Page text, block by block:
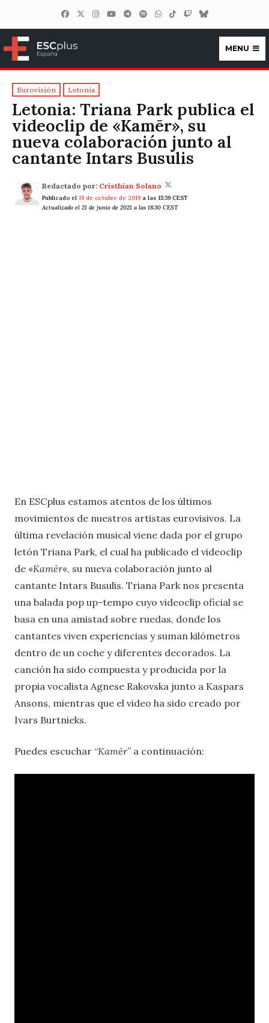
ESCplus España
MENU
Eurovisión Letonia
Letonia: Triana Park publica el
videoclip de «Kamēr», su
nueva colaboración junto al
cantante Intars Busulis
Redactado por: Cristhian Solano
Publicado el 19 de octubre de 2019 a las 15:39 CEST
Actualizado el 21 de junio de 2021 a las 18:30 CEST
En ESCplus estamos atentos de los últimos
movimientos de nuestros artistas eurovisivos. La
última revelación musical viene dada por el grupo
letón Triana Park, el cual ha publicado el videoclip
de «Kamēr«, su nueva colaboración junto al
cantante Intars Busulis. Triana Park nos presenta
una balada pop up-tempo cuyo videoclip oficial se
basa en una amistad sobre ruedas, donde los
cantantes viven experiencias y suman kilómetros
dentro de un coche y diferentes decorados. La
canción ha sido compuesta y producida por la
propia vocalista Agnese Rakovska junto a Kaspars
Ansons, mientras que el video ha sido creado por
Ivars Burtnieks.
Puedes escuchar “Kamēr” a continuación: